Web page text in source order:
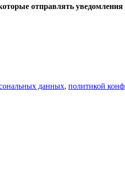
отправлять уведомления
данных, политикой